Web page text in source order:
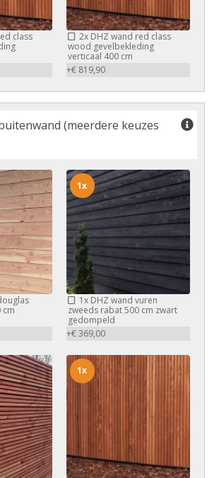
class
2xDHZ wand red class
wood gevelbekleding
verticaal 400 cm
+€ 819,90
(meerdere keuzes
cm
1xDHZ wand vuren
zweeds rabat 500 cm zwart
gedompeld
+€ 369,00
1x
1x